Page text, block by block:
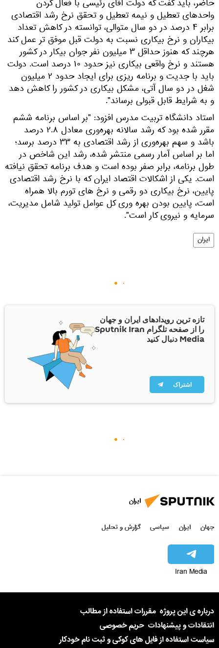
حاضر، باید گفت که دولت آقای رئیسی با فعال کردن
واحدهای تعطیل و نیمه تعطیل و تحقق نرخ رشد اقتصادی
برابر ۴ درصد در دو سال متوالی، توانسته در کاهش تعداد
بیکاران و نرخ بیکاری نسبت به دولت قبل موفق تر عمل کند
هرچند که هنوز حداقل ۳ میلیون نفر جوان بیکار در کشور
هستند و نرخ واقعی بیکاری نیز حدود ۱۰ درصد است. دولت
باید با جدیت و برنامه ریزی برای ایجاد حدود ۲ میلیون
شغل در دو سال آتی، مشکل بیکاری در کشور را کاهش دهد
و به شرایط قابل قبولی برساند".
استاد دانشگاه تربیت مدرس افزود: "بر اساس برنامه ششم
مقرر شده بود که رشد سالانه بهره‌­وری معادل ۲.۸ درصد
باشد و سهم بهره‌­وری از رشد اقتصادی به ۳۳ درصد برسد؛
اما بر اساس آمار رسمی منتشر شده، رشد این شاخص در
طول برنامه، برابر صفر بوده است و هدف برنامه تحقق نیافته
است. یکی از اشکالات اقتصاد ایران که با نرخ رشد اقتصادی
پایین، نرخ بیکاری دو رقمی و نرخ های تورم بالا همراه
است، پایین بودن بهره وری کل عوامل تولید شامل مدیریت،
سرمایه و نیروی کار است".
ایران
تازه ترین رویدادهای ایران و جهان
را از صفحه تلگرام Sputnik Iran
Media دنبال کنید
اشتراک
ایران
جهان ایران سیاسی گزارش و تحلیل
Iran Media
درباره ی این پروژه مقررات استفاده از مطالب
انتقادات و پیشنهادات حریم خصوصی
سیاست استفاده از فایل های کوکی و ثبت نام خودکار